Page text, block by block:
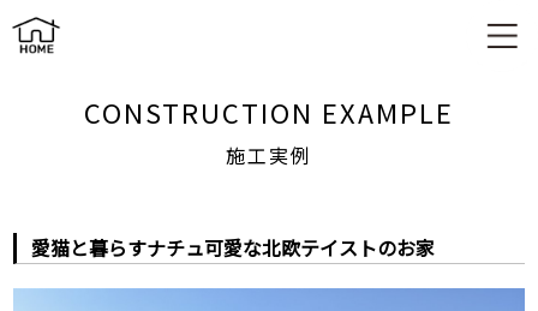
施工実例
CONSTRUCTION EXAMPLE
施工実例
愛猫と暮らすナチュ可愛な北欧テイストのお家